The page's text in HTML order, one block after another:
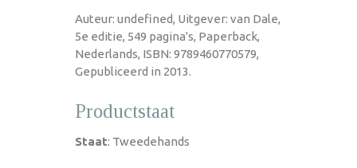
Auteur: undefined, Uitgever: van Dale,
5e editie, 549 pagina's, Paperback,
Nederlands, ISBN: 9789460770579,
Gepubliceerd in 2013.
Productstaat
Staat: Tweedehands